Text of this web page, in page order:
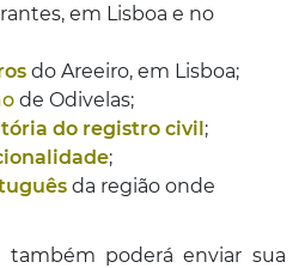
em Lisboa e no
do Areeiro, em Lisboa;
de Odivelas;
do registro civil;
;
da região onde
também poderá enviar sua